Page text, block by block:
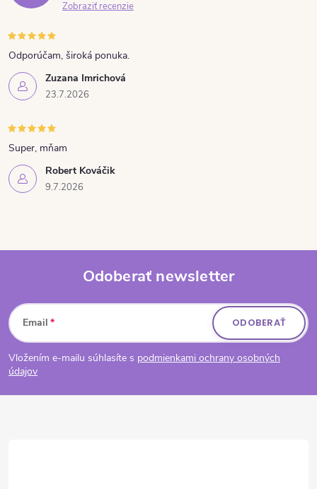
Zobraziť recenzie
Zuzana Imrichová
23.7.2026
Odporúčam, široká ponuka.
Robert Kováčik
9.7.2026
Super, mňam
Zápätie
Odoberať newsletter
Email
Vložením e-mailu súhlasíte s podmienkami ochrany osobných
údajov
ODOBERAŤ